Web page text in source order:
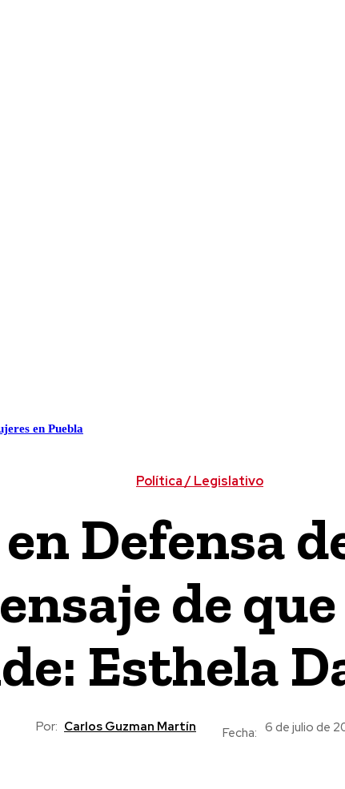
en Puebla
Política / Legislativo
Defensa
de
Esthela
Por: Carlos Guzman Martín Fecha: 6 de julio de